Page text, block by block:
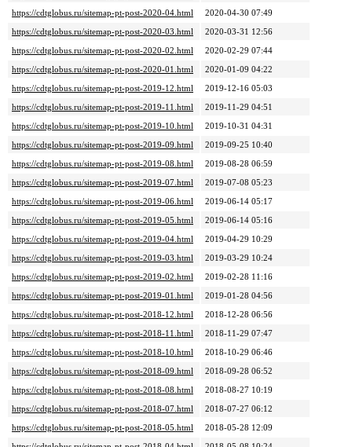
https://cdtglobus.ru/sitemap-pt-post-2020-04.html
2020-04-30 07:49
https://cdtglobus.ru/sitemap-pt-post-2020-03.html
2020-03-31 12:56
https://cdtglobus.ru/sitemap-pt-post-2020-02.html
2020-02-29 07:44
https://cdtglobus.ru/sitemap-pt-post-2020-01.html
2020-01-09 04:22
https://cdtglobus.ru/sitemap-pt-post-2019-12.html
2019-12-16 05:03
https://cdtglobus.ru/sitemap-pt-post-2019-11.html
2019-11-29 04:51
https://cdtglobus.ru/sitemap-pt-post-2019-10.html
2019-10-31 04:31
https://cdtglobus.ru/sitemap-pt-post-2019-09.html
2019-09-25 10:40
https://cdtglobus.ru/sitemap-pt-post-2019-08.html
2019-08-28 06:59
https://cdtglobus.ru/sitemap-pt-post-2019-07.html
2019-07-08 05:23
https://cdtglobus.ru/sitemap-pt-post-2019-06.html
2019-06-14 05:17
https://cdtglobus.ru/sitemap-pt-post-2019-05.html
2019-06-14 05:16
https://cdtglobus.ru/sitemap-pt-post-2019-04.html
2019-04-29 10:29
https://cdtglobus.ru/sitemap-pt-post-2019-03.html
2019-03-29 10:24
https://cdtglobus.ru/sitemap-pt-post-2019-02.html
2019-02-28 11:16
https://cdtglobus.ru/sitemap-pt-post-2019-01.html
2019-01-28 04:56
https://cdtglobus.ru/sitemap-pt-post-2018-12.html
2018-12-28 06:56
https://cdtglobus.ru/sitemap-pt-post-2018-11.html
2018-11-29 07:47
https://cdtglobus.ru/sitemap-pt-post-2018-10.html
2018-10-29 06:46
https://cdtglobus.ru/sitemap-pt-post-2018-09.html
2018-09-28 06:52
https://cdtglobus.ru/sitemap-pt-post-2018-08.html
2018-08-27 10:19
https://cdtglobus.ru/sitemap-pt-post-2018-07.html
2018-07-27 06:12
https://cdtglobus.ru/sitemap-pt-post-2018-05.html
2018-05-28 12:09